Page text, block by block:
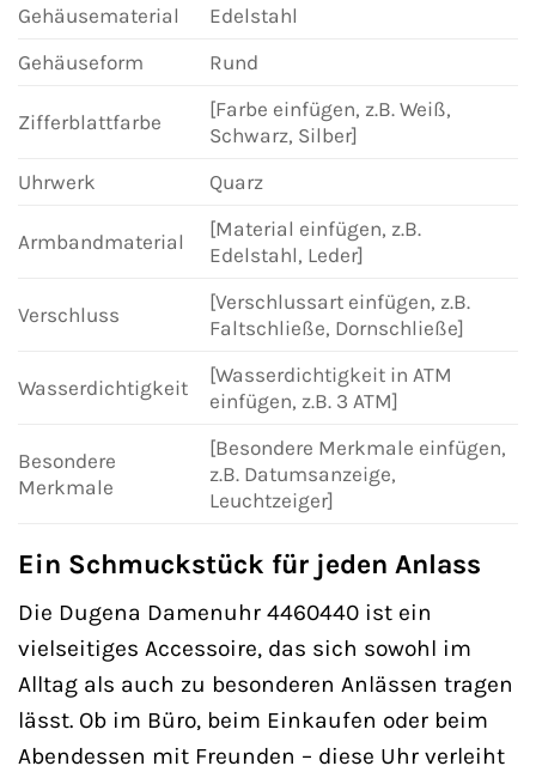
Gehäusematerial
Edelstahl
Gehäuseform
Rund
Zifferblattfarbe
[Farbe einfügen, z.B. Weiß,
Schwarz, Silber]
Uhrwerk
Quarz
Armbandmaterial
[Material einfügen, z.B.
Edelstahl, Leder]
Verschluss
[Verschlussart einfügen, z.B.
Faltschließe, Dornschließe]
Wasserdichtigkeit
[Wasserdichtigkeit in ATM
einfügen, z.B. 3 ATM]
Besondere
Merkmale
[Besondere Merkmale einfügen,
z.B. Datumsanzeige,
Leuchtzeiger]
Ein Schmuckstück für jeden Anlass
Die Dugena Damenuhr 4460440 ist ein
vielseitiges Accessoire, das sich sowohl im
Alltag als auch zu besonderen Anlässen tragen
lässt. Ob im Büro, beim Einkaufen oder beim
Abendessen mit Freunden – diese Uhr verleiht